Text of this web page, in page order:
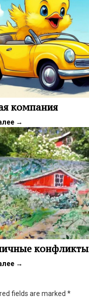
компания
→
конфликты
→
fields are marked *